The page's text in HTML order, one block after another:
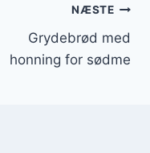
NÆSTE
Grydebrød med
honning for sødme